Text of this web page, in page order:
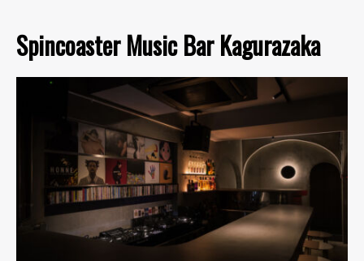
Spincoaster Music Bar Kagurazaka